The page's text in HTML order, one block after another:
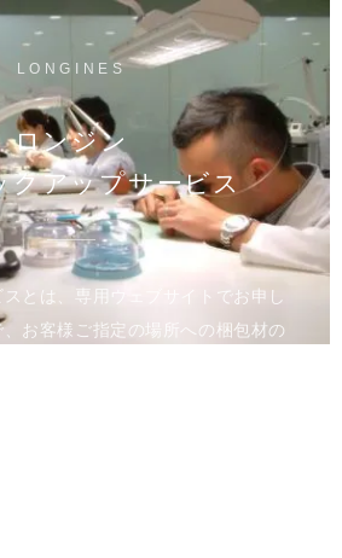
LONGINES
ロンジン
クアップサービス
とは、専用ウェブサイトでお申し
お客様ご指定の場所への梱包材の